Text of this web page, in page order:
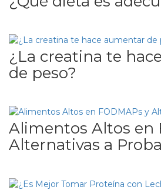
¿La creatina te
de peso?
Alimentos Altos en
Alternativas a